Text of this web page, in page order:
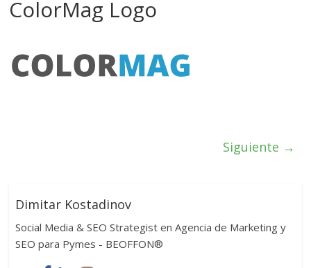
ColorMag Logo
Siguiente →
Dimitar Kostadinov
Social Media & SEO Strategist en Agencia de Marketing y
SEO para Pymes - BEOFFON®